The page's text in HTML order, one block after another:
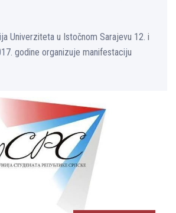
Univerziteta u Istočnom Sarajevu 12. i
godine organizuje manifestaciju